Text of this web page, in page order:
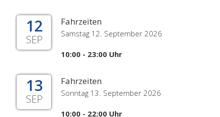
12
SEP
Fahrzeiten
Samstag 12. September 2026
10:00 - 23:00 Uhr
13
SEP
Fahrzeiten
Sonntag 13. September 2026
10:00 - 22:00 Uhr